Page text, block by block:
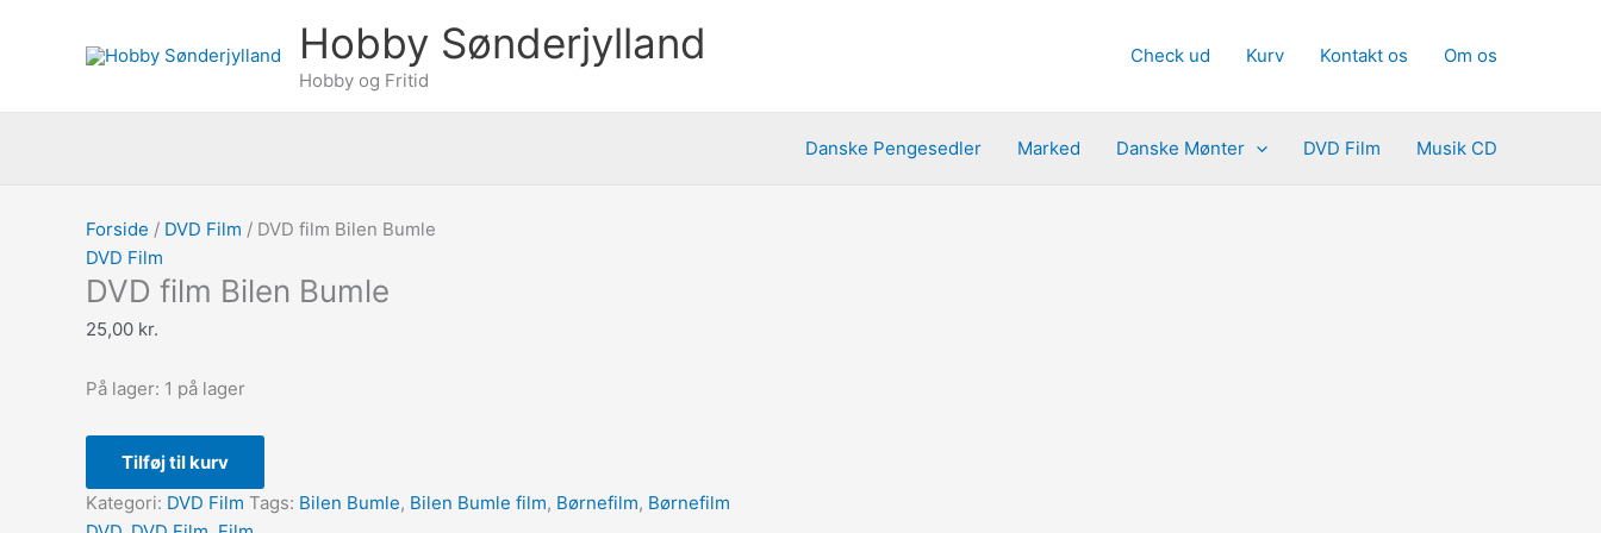
Hobby Sønderjylland
Hobby og Fritid
Check ud Kurv Kontakt os Om os
Danske Pengesedler Marked Danske Mønter DVD Film Musik CD
Forside / DVD Film / DVD film Bilen Bumle
DVD Film
DVD film Bilen Bumle
25,00 kr.
På lager: 1 på lager
film
Bilen
Tilføj til kurv
Kategori: DVD Film Tags: Bilen Bumle, Bilen Bumle film, Børnefilm, Børnefilm
efter: